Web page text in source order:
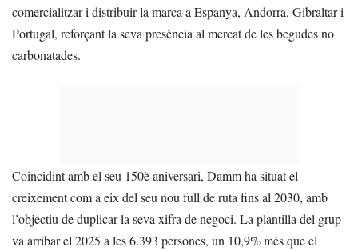
comercialitzar i distribuir la marca a Espanya, Andorra, Gibraltar i
Portugal, reforçant la seva presència al mercat de les begudes no
carbonatades.
Coincidint amb el seu 150è aniversari, Damm ha situat el
creixement com a eix del seu nou full de ruta fins al 2030, amb
l’objectiu de duplicar la seva xifra de negoci. La plantilla del grup
va arribar el 2025 a les 6.393 persones, un 10,9% més que el